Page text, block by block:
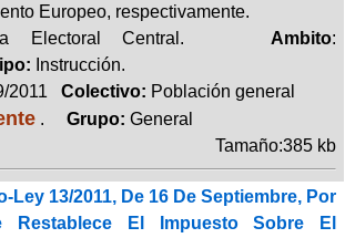
Europeo, respectivamente.
Electoral Central. Ambito:
Instrucción.
2011 Colectivo: Población general
. Grupo: General
Tamaño:385 kb
Ley 13/2011, De 16 De Septiembre, Por
Restablece El Impuesto Sobre El